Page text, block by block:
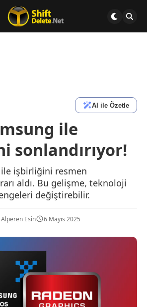
AI ile Özetle
ile
sonlandırıyor!
işbirliğini resmen
aldı. Bu gelişme, teknoloji
değiştirebilir.
Alperen Esin 6 Mayıs 2025